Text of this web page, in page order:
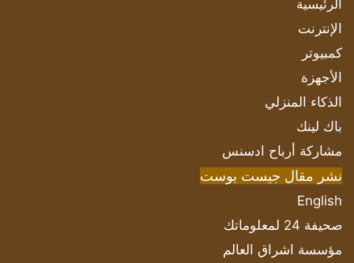
الرئيسية
الإنترنت
كمبيوتر
الأجهزة
الذكاء المنزلي
باك لينك
مشاركة أرباح ادسنس
نشر مقال جيست بوست
English
صحيفة 24 لمعلوماتك
مؤسسة اشراق العالم